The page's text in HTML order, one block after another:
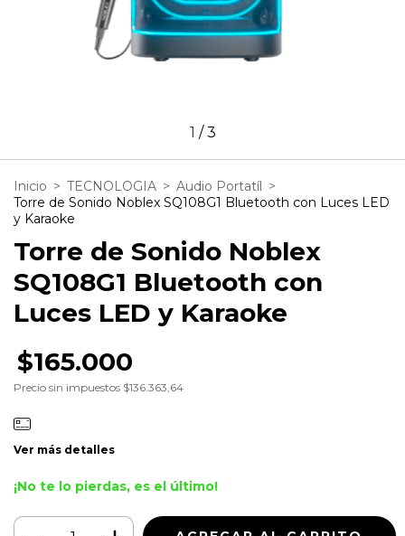
1 /3
Inicio > TECNOLOGIA > Audio Portatíl >
Torre de Sonido Noblex SQ108G1 Bluetooth con Luces LED
y Karaoke
Torre de Sonido Noblex
SQ108G1 Bluetooth con
Luces LED y Karaoke
$165.000
Precio sin impuestos $136.363,64
Ver más detalles
¡No te lo pierdas, es el último!